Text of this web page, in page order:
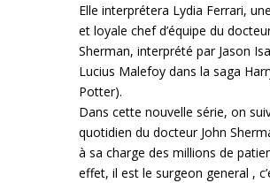
Elle interprétera Lydia Ferrari,
et loyale chef d’équipe du
Sherman, interprété par Jason
Lucius Malefoy dans la saga
Potter).
Dans cette nouvelle série, on
quotidien du docteur John
à sa charge des millions de
effet, il est le surgeon general ,